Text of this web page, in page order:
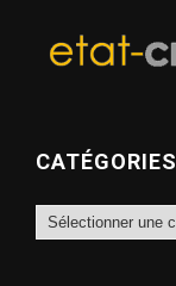
CATÉGORIES
Catégories